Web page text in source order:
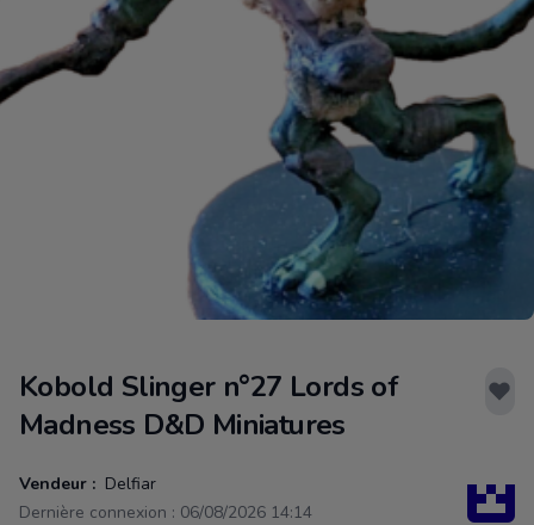
Kobold Slinger n°27 Lords of
Madness D&D Miniatures
Vendeur : Delfiar
Dernière connexion : 06/08/2026 14:14